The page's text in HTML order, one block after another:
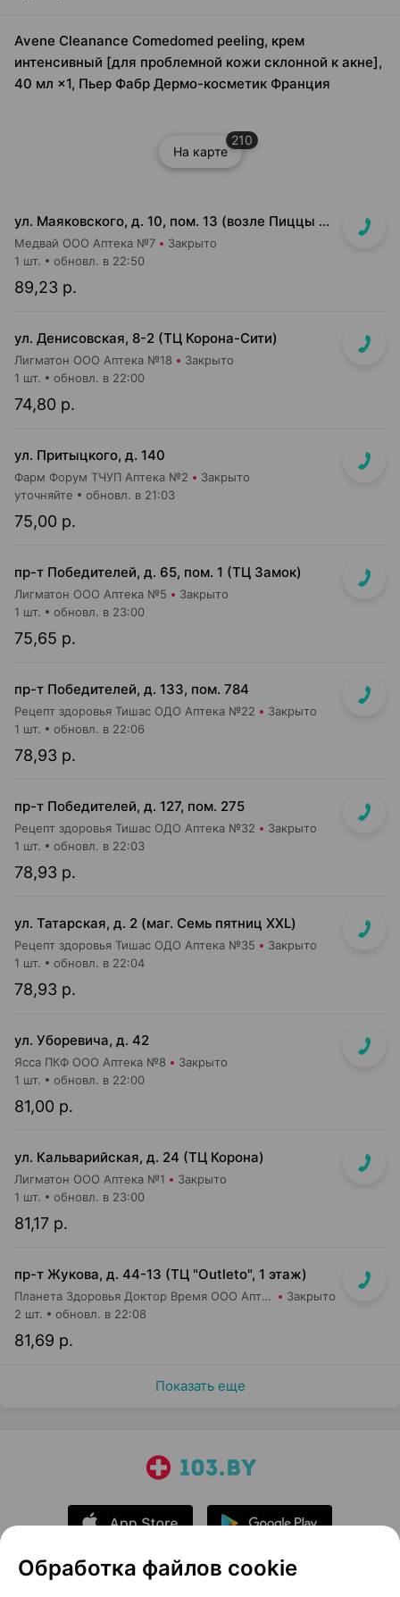
Avene Cleanance Comedomed peeling, крем
интенсивный [для проблемной кожи склонной к акне],
40 мл ×1, Пьер Фабр Дермо-косметик Франция
На карте
210
ул. Маяковского, д. 10, пом. 13 (возле Пиццы Мании)
Медвай ООО Аптека №7 Закрыто
89,23 р.
1 шт. обновл. в 22:50
ул. Денисовская, 8-2 (ТЦ Корона-Сити)
Лигматон ООО Аптека №18 Закрыто
74,80 р.
1 шт. обновл. в 22:00
ул. Притыцкого, д. 140
Фарм Форум ТЧУП Аптека №2 Закрыто
75,00 р.
уточняйте обновл. в 21:03
пр-т Победителей, д. 65, пом. 1 (ТЦ Замок)
Лигматон ООО Аптека №5 Закрыто
75,65 р.
1 шт. обновл. в 23:00
пр-т Победителей, д. 133, пом. 784
Рецепт здоровья Тишас ОДО Аптека №22 Закрыто
78,93 р.
1 шт. обновл. в 22:06
пр-т Победителей, д. 127, пом. 275
Рецепт здоровья Тишас ОДО Аптека №32 Закрыто
78,93 р.
1 шт. обновл. в 22:03
ул. Татарская, д. 2 (маг. Семь пятниц XXL)
Рецепт здоровья Тишас ОДО Аптека №35 Закрыто
78,93 р.
1 шт. обновл. в 22:04
ул. Уборевича, д. 42
Ясса ПКФ ООО Аптека №8 Закрыто
81,00 р.
1 шт. обновл. в 22:00
ул. Кальварийская, д. 24 (ТЦ Корона)
Лигматон ООО Аптека №1 Закрыто
81,17 р.
1 шт. обновл. в 23:00
пр-т Жукова, д. 44-13 (ТЦ "Outleto", 1 этаж)
Планета Здоровья Доктор Время ООО Аптека №21 Закрыто
81,69 р.
2 шт. обновл. в 22:08
Показать еще
Обработка файлов cookie